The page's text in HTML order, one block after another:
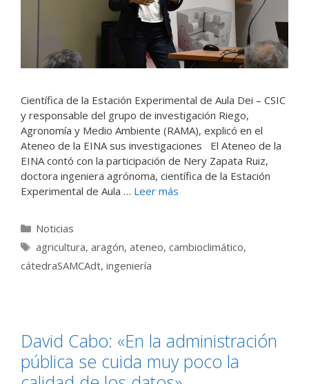
Científica de la Estación Experimental de Aula Dei – CSIC
y responsable del grupo de investigación Riego,
Agronomía y Medio Ambiente (RAMA), explicó en el
Ateneo de la EINA sus investigaciones El Ateneo de la
EINA contó con la participación de Nery Zapata Ruiz,
doctora ingeniera agrónoma, científica de la Estación
Experimental de Aula … Leer más
Categorías
Noticias
Etiquetas
agricultura, aragón, ateneo, cambioclimático,
cátedraSAMCAdt, ingeniería
David Cabo: «En la administración
pública se cuida muy poco la